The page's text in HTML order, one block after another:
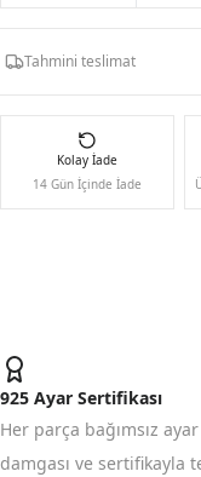
Tahmini teslimat
Kolay İade
14 Gün İçinde İade
925 Ayar Sertifikası
Her parça bağımsız ayar
damgası ve sertifikayla